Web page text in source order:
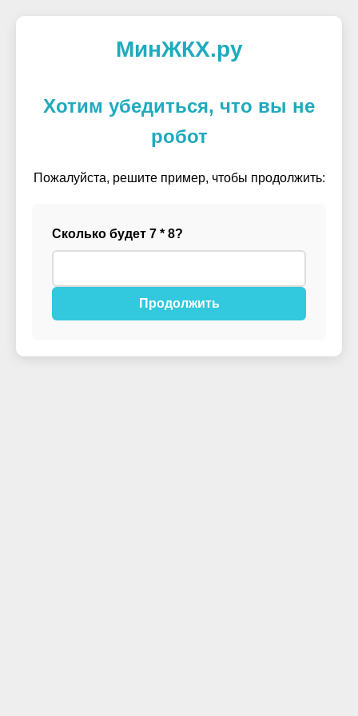
МинЖКХ.ру
Хотим убедиться, что вы не
робот
Пожалуйста, решите пример, чтобы продолжить:
Сколько будет 7 * 8?
Продолжить